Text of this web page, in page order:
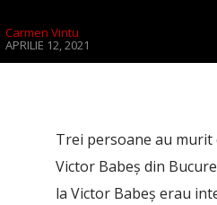
Carmen Vintu
APRILIE 12, 2021
Trei persoane au murit
Victor Babeș din
la Victor Babeș erau